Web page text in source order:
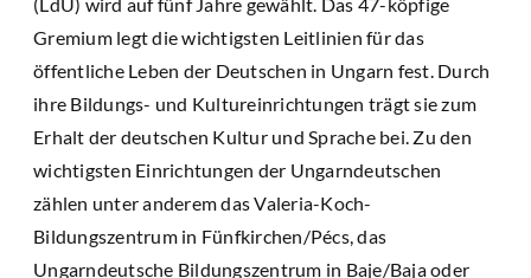
Gremium legt die wichtigsten Leitlinien für das
öffentliche Leben der Deutschen in Ungarn fest. Durch
ihre Bildungs- und Kultureinrichtungen trägt sie zum
Erhalt der deutschen Kultur und Sprache bei. Zu den
wichtigsten Einrichtungen der Ungarndeutschen
zählen unter anderem das Valeria-Koch-
Bildungszentrum in Fünfkirchen/Pécs, das
Ungarndeutsche Bildungszentrum in Baje/Baja oder